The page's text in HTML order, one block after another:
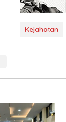
Kejahatan